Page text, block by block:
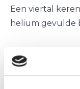
Een viertal
helium gevulde
kun je als